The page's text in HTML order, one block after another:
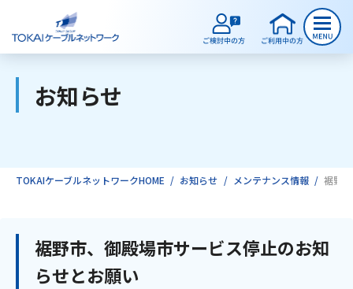
ご検討中のお客様
インターネット
お知らせ
TOKAIケーブルネットワークHOME お知らせ メンテナンス情報 裾野
裾野市、御殿場市サービス停止のお知
らせとお願い